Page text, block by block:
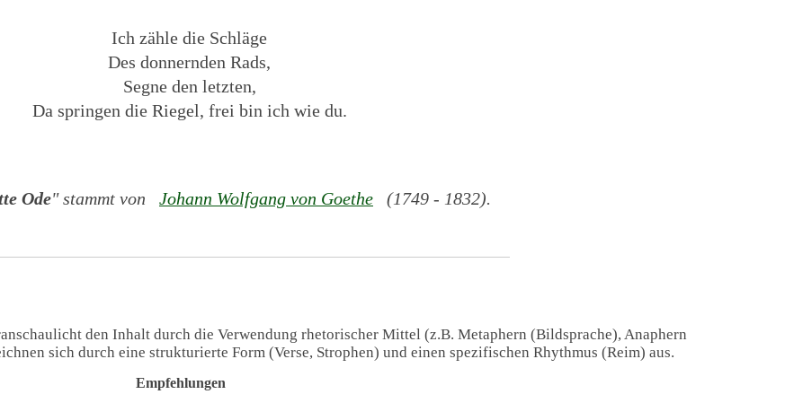
Ich zähle die Schläge
Des donnernden Rads,
Segne den letzten,
Da springen die Riegel, frei bin ich wie du.
Ode" stammt von Johann Wolfgang von Goethe(1749 - 1832).
den Inhalt durch die Verwendung rhetorischer Mittel (z.B. Metaphern (Bildsprache), Anaphern
sich durch eine strukturierte Form (Verse, Strophen) und einen spezifischen Rhythmus (Reim) aus.
Empfehlungen